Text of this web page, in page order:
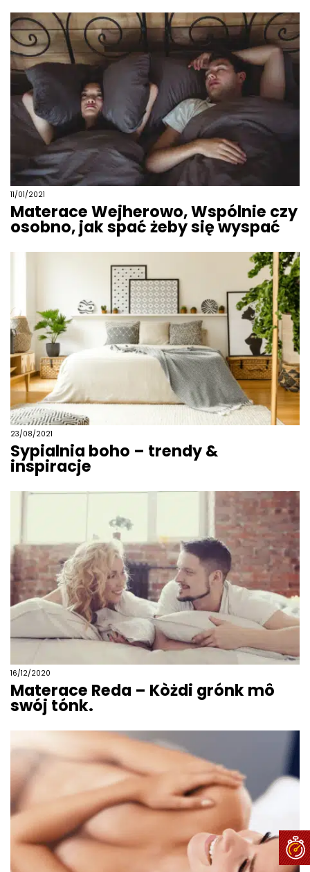
11/01/2021
Materace Wejherowo, Wspólnie czy
osobno, jak spać żeby się wyspać
23/08/2021
Sypialnia boho – trendy &
inspiracje
16/12/2020
Materace Reda – Kòżdi grónk mô
swój tónk.